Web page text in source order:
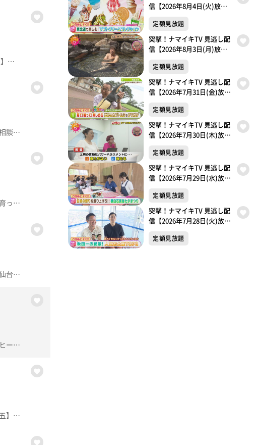
この動画は2025年12月19日(金)に放送されたものです。【本間ちゃん流方言講座 方言五七五】これであなたも方言の達人！？知って納得、聞いて爆笑！今から使える方言の“ツウ”な言い回しを本間ちゃん流に教えちゃいます。【デパスパ一番のり！】藤崎から生中継【全スーパー戦隊展 ～2026年1月4日(日)まで】【住所】仙台TRビル（旧ヤマダデンキLABI仙台入居ビル）【toppぐるめ×仙台クリスマスマーケット2025周辺の特典店】①上杉 餃子番長炎のもつ家 本店②山海炭火焼 花椿 HANATSUBAKI③Tongalliano due(トンガリアーノ ドゥーエ)※紹介した催事等は終了している場合があります。※紹介した商品等は取り扱いが終了している場合があります。
この動画は2025年12月18日(木)に放送されたものです。【特集】知って納得！ナマイキ法律相談室身近な疑問・トラブルをズバッと解決します。【デパスパ一番のり！】ザ・モール仙台長町から生中継！【ナマなキッチン】ラムと牛肉のラビオリ仕立て パプリカクリームソース【突撃！生中継】ウジエスーパー利府店【仙台クリスマスマーケットヒュッテグルメ徹底ガイド】※紹介した催事等は終了している場合があります。※紹介した商品等は取り扱いが終了している場合があります。
この動画は2025年12月17日(水)に放送されたものです。【みやぎ食彩発見！】気仙沼大島で育った個性豊かな在来作物を紹介します【デパスパ一番のり！】仙台パルコ１から生中継【ナマなキッチン】ＪＡ仙台 雪菜と曲がりねぎ「雪菜とねぎの辛子明太子和えと雪菜とねぎの焼き浸し」【突撃生中継！】仙台三越から生中継仙台クリスマスマーケット２０２５ヒュッテグルメ※紹介した催事等は終了している場合があります。※紹介した商品等は取り扱いが終了している場合があります。
この動画は2025年12月16日(火)に放送されたものです。【うっちーの何か困ってません？】仙台クリスマスマーケット＆光のページェントの会場で全力お手伝い！【突撃！ナマイキカカク】■ＪＡ仙台農産物直売所 たなばたけ高砂店【住所】仙台市宮城野区福室2丁目7-30【電話番号】022-388-7318【営業時間】10:00～18:00【ナマなキッチン】「鶏と白菜の酢醤油がけ」【topoぐるめ×仙台クリスマスマーケットコラボ特典店】①飲み食い玄孫②HONOKA COFFEE 定禅寺通店※紹介した催事等は終了している場合があります。※紹介した商品等は取り扱いが終了している場合があります。
この動画は2025年12月15日(月)に放送されたものです。【おらほの町自慢】太白区のご当地ヒーロー「ナガマックス」と長町の自慢を探します。【デパスパ一番のり！】イオンモール新利府から生中継！【ナマなキッチン】だい久製麺 年越しそば 『豚肉とカキのあんかけそば』【仙台クリスマスマーケット2025 ヒュッテグルメ】※紹介した催事等は終了している場合があります。※紹介した商品等は取り扱いが終了している場合があります。
この動画は2025年12月12日(金)に放送されたものです。【本間ちゃん流方言講座 方言五七五】これであなたも方言の達人！？知って納得、聞いて爆笑！今から使える方言の“ツウ”な言い回しを本間ちゃん流に教えちゃいます。【デパスパ一番のり！】エスパル仙台から生中継【ナマなキッチン】人気店パティシエ直伝！ 家庭で作れる本格スイーツ『リンゴの春巻き』ムッシュ マスノ アルパジョン4号線岩沼店 チーフパティシエ 岩田大樹【住所】名取市堀内北竹85-6【電話番号】0223-22-0551【営業時間】9:30～19:00【定休日】年中無休【突撃！生中継 藤崎から生中継】第18回 小樽の物産と観光展※紹介した催事等は終了している場合があります。※紹介した商品等は取り扱いが終了している場合があります。
信【2026年8月4日(火)放送
定額見放題
突撃！ナマイキTV 見逃し配
信【2026年8月3日(月)放送
定額見放題
突撃！ナマイキTV 見逃し配
信【2026年7月31日(金)放送
定額見放題
突撃！ナマイキTV 見逃し配
信【2026年7月30日(木)放送
定額見放題
突撃！ナマイキTV 見逃し配
信【2026年7月29日(水)放送
定額見放題
突撃！ナマイキTV 見逃し配
信【2026年7月28日(火)放送
定額見放題